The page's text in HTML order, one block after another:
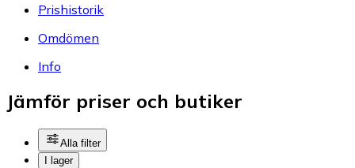
Prishistorik
Omdömen
Info
Jämför priser och butiker
Alla filter
I lager